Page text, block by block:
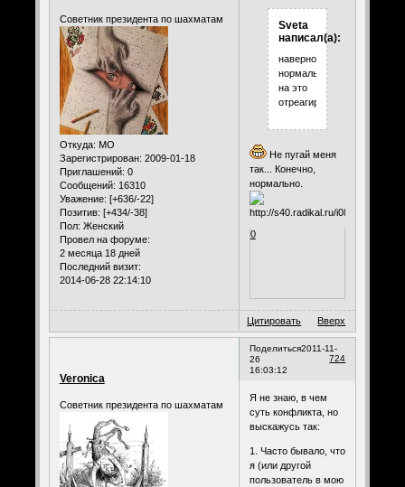
Советник президента по шахматам
Откуда: МО
Зарегистрирован: 2009-01-18
Приглашений: 0
Сообщений: 16310
Уважение: [+636/-22]
Позитив: [+434/-38]
Пол: Женский
Провел на форуме:
2 месяца 18 дней
Последний визит:
2014-06-28 22:14:10
Sveta
написал(а):
наверное
нормально
на это
отреагирует.
Не пугай меня
так... Конечно,
нормально.
0
Цитировать Вверх
Поделиться
724
2011-11-
26
16:03:12
Veronica
Советник президента по шахматам
Я не знаю, в чем
суть конфликта, но
выскажусь так:
1. Часто бывало, что
я (или другой
пользователь в мою